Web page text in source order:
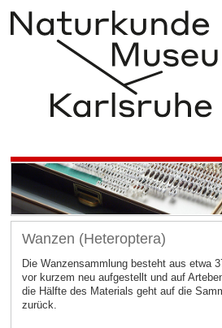
Wanzen (Heteroptera)
Die Wanzensammlung besteht aus etwa
vor kurzem neu aufgestellt und auf
die Hälfte des Materials geht auf die
zurück.